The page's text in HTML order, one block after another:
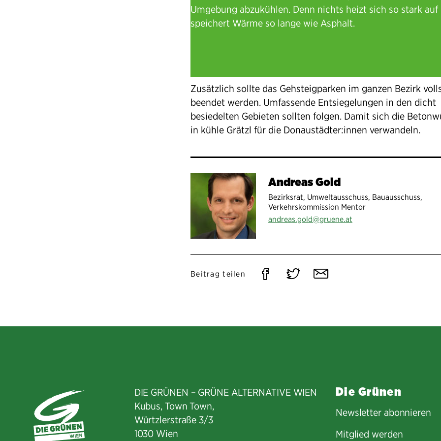
Umgebung abzukühlen. Denn nichts heizt sich so stark auf
speichert Wärme so lange wie Asphalt.
Zusätzlich sollte das Gehsteigparken im ganzen Bezirk
beendet werden. Umfassende Entsiegelungen in den dicht
besiedelten Gebieten sollten folgen. Damit sich die
in kühle Grätzl für die Donaustädter:innen verwandeln.
Andreas Gold
Bezirksrat, Umweltausschuss, Bauausschuss,
Verkehrskommission Mentor
andreas.gold@gruene.at
Beitrag teilen
Auf Auf Per
DIE GRÜNEN – GRÜNE ALTERNATIVE WIEN
Kubus, Town Town,
Würtzlerstraße 3/3​
1030 Wien
Die Grünen
Newsletter abonnieren
Mitglied werden